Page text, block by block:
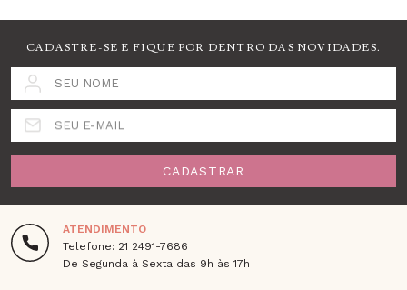
CADASTRE-SE E FIQUE POR DENTRO DAS NOVIDADES.
SEU NOME
SEU E-MAIL
CADASTRAR
ATENDIMENTO
Telefone: 21 2491-7686
De Segunda à Sexta das 9h às 17h